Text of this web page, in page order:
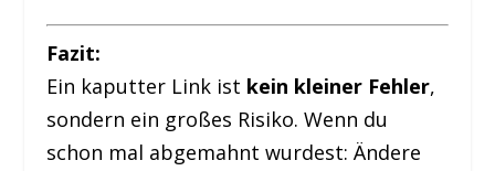
Fazit:
Ein kaputter Link ist kein kleiner Fehler,
sondern ein großes Risiko. Wenn du
schon mal abgemahnt wurdest: Ändere